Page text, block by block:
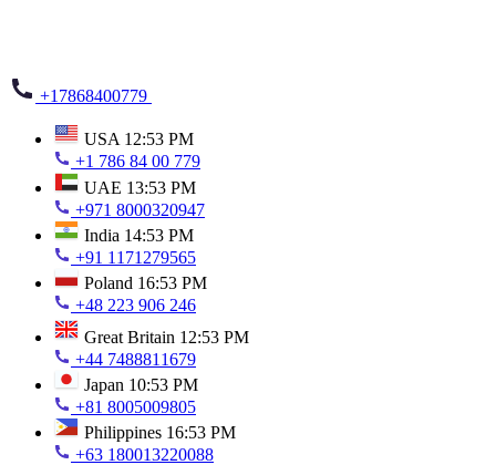
+17868400779
USA 12:53 PM
+1 786 84 00 779
UAE 13:53 PM
+971 8000320947
India 14:53 PM
+91 1171279565
Poland 16:53 PM
+48 223 906 246
Great Britain 12:53 PM
+44 7488811679
Japan 10:53 PM
+81 8005009805
Philippines 16:53 PM
+63 180013220088